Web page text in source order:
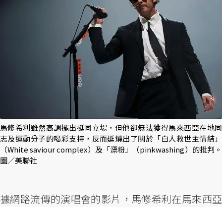
馬修希利雖然高調擺出挺同立場，但他卻無法獲得馬來西亞在地同
志及運動分子的喝彩支持，反而延燒出了關於「白人救世主情結」
（White saviour complex）及「漂粉」（pinkwashing）的批判。
圖／美聯社
據網路流傳的演唱會的影片，馬修希利在馬來西亞